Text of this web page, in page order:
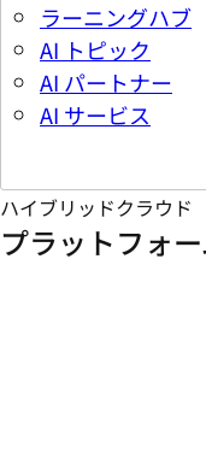
ラーニングハブ
AI トピック
AI パートナー
AI サービス
ハイブリッドクラウド
プラットフォ